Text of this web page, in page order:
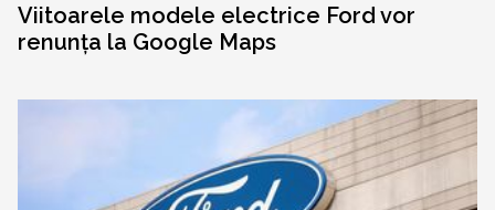
Viitoarele modele electrice Ford vor
renunța la Google Maps